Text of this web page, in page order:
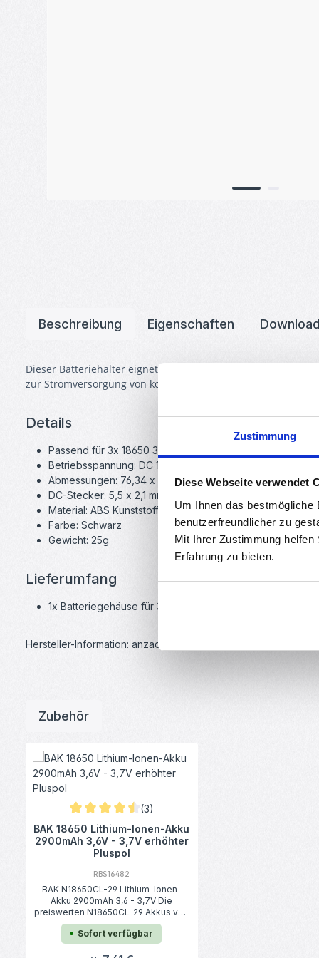
Zustimmung
Diese Webseite verwendet
Um Ihnen das
benutzerfreundlicher zu
Mit Ihrer Zustimmung
Erfahrung zu bieten.
Beschreibung Eigenschaften
Dieser Batteriehalter eignet sich standard 18650 Batterien
zur Stromversorgung von kompakten Projekten.
Details
Passend für 3x 18650 3.7V
Betriebsspannung: DC 11,1V
Abmessungen: 76,34 x 61 x 20,79 mm
DC-Stecker: 5,5 x 2,1 mm
Material: ABS Kunststoff
Farbe: Schwarz
Gewicht: 25g
Lieferumfang
1x Batteriegehäuse für 3x 18650 mit DC-Stecker
Hersteller-Information: anzado GmbH, Römerstadt 2-4, 66121
Zubehör
Produktgalerie überspringen
Durchschnittliche Bewertung von 4.5 von 5 Sternen
(3)
BAK 18650 Lithium-Ionen-Akku
2900mAh 3,6V - 3,7V erhöhter
Pluspol
RBS16482
BAK N18650CL-29 Lithium-Ionen-
Akku 2900mAh 3,6 - 3,7V Die
preiswerten N18650CL-29 Akkus von
BAK sind ein perfekter Ersatz für die
INR18650-29E von Samsung. Dieser
Akku ist vielseitig einsetzbar und
Sofort verfügbar